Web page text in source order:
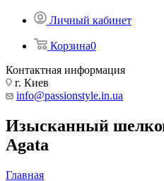
Личный кабинет
Корзина0
Контактная информация
г. Киев
info@passionstyle.in.ua
Изысканный
Agata
Главная